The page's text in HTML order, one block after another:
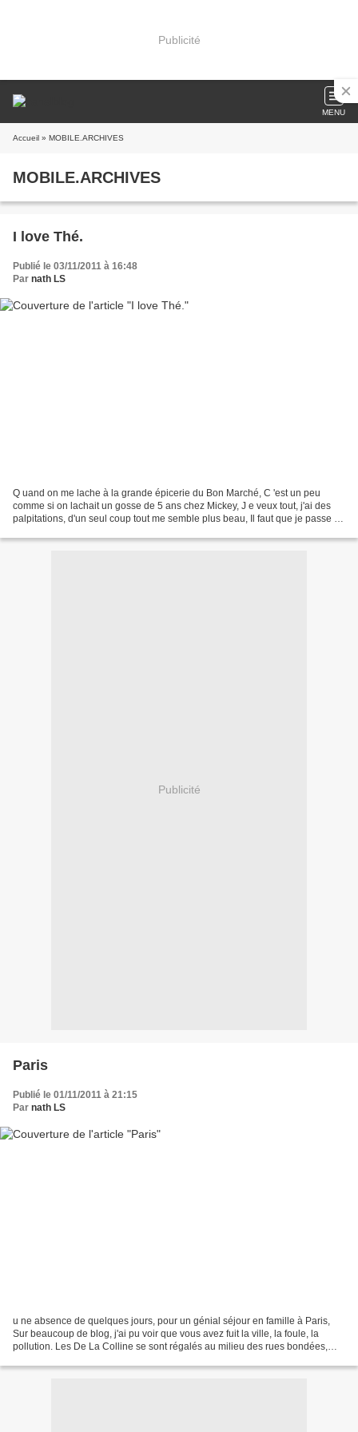
Publicité
MENU
Accueil » MOBILE.ARCHIVES
MOBILE.ARCHIVES
I love Thé.
Publié le 03/11/2011 à 16:48
Par nath LS
Q uand on me lache à la grande épicerie du Bon Marché, C 'est un peu
comme si on lachait un gosse de 5 ans chez Mickey, J e veux tout, j'ai des
palpitations, d'un seul coup tout me semble plus beau, Il faut que je passe en
Publicité
Paris
Publié le 01/11/2011 à 21:15
Par nath LS
u ne absence de quelques jours, pour un génial séjour en famille à Paris,
Sur beaucoup de blog, j'ai pu voir que vous avez fuit la ville, la foule, la
pollution. Les De La Colline se sont régalés au milieu des rues bondées,